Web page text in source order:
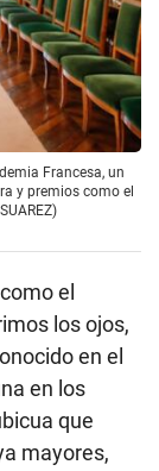
Francesa, un
y premios como el
el
los ojos,
en el
en los
que
mayores,